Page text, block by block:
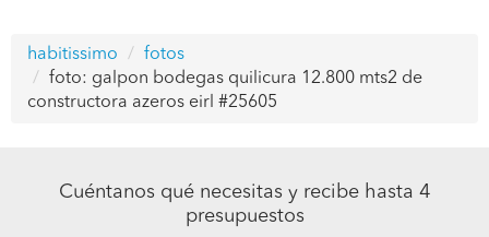
habitissimo
fotos
foto: galpon bodegas quilicura 12.800 mts2 de
constructora azeros eirl #25605
Cuéntanos qué necesitas y recibe hasta 4
presupuestos